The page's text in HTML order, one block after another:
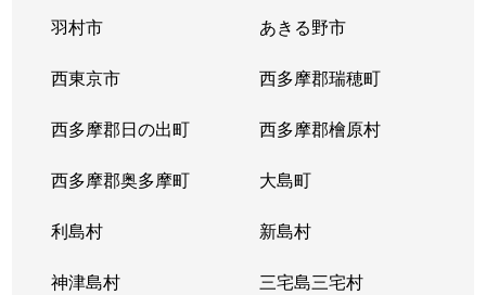
羽村市 あきる野市
西東京市 西多摩郡瑞穂町
西多摩郡日の出町 西多摩郡檜原村
西多摩郡奥多摩町 大島町
利島村 新島村
神津島村 三宅島三宅村